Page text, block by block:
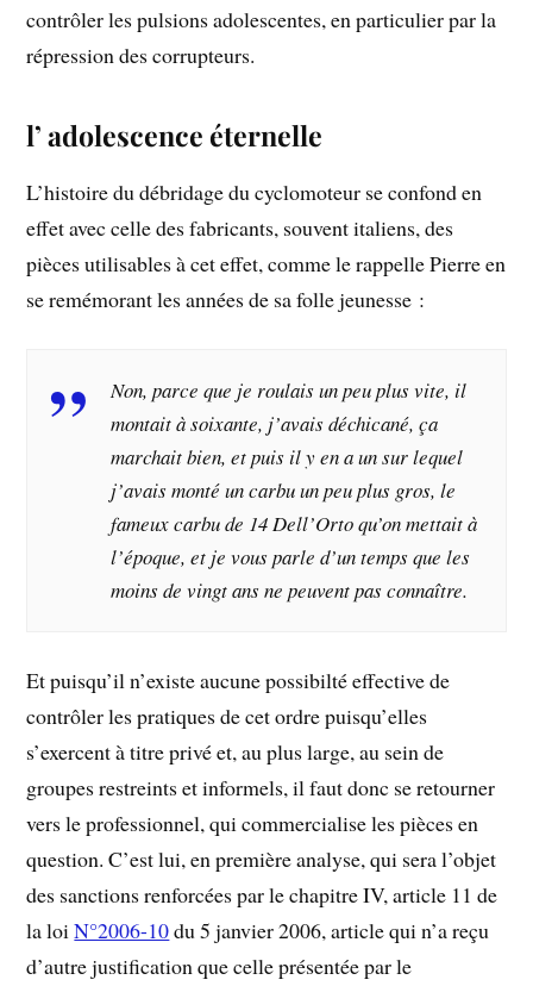
contrôler les pulsions adolescentes, en particulier par la
répression des corrupteurs.
l’ adolescence éternelle
L’histoire du débridage du cyclomoteur se confond en
effet avec celle des fabricants, souvent italiens, des
pièces utilisables à cet effet, comme le rappelle Pierre en
se remémorant les années de sa folle jeunesse :
Non, parce que je roulais un peu plus vite, il
montait à soixante, j’avais déchicané, ça
marchait bien, et puis il y en a un sur lequel
j’avais monté un carbu un peu plus gros, le
fameux carbu de 14 Dell’Orto qu’on mettait à
l’époque, et je vous parle d’un temps que les
moins de vingt ans ne peuvent pas connaître.
Et puisqu’il n’existe aucune possibilté effective de
contrôler les pratiques de cet ordre puisqu’elles
s’exercent à titre privé et, au plus large, au sein de
groupes restreints et informels, il faut donc se retourner
vers le professionnel, qui commercialise les pièces en
question. C’est lui, en première analyse, qui sera l’objet
des sanctions renforcées par le chapitre IV, article 11 de
la loiN°2006-10du 5 janvier 2006, article qui n’a reçu
d’autre justification que celle présentée par le